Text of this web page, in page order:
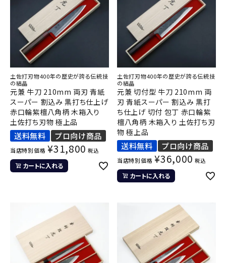
土佐打刃物400年の歴史が誇る伝統技
の結晶
元兼 牛刀 210mm 両刃 青紙
スーパー 割込み 黒打ち仕上げ
赤口輪紫檀八角柄 木箱入り
土佐打ち刃物 極上品
送料無料 プロ向け商品
当店特別価格 ¥31,800 税込
カートに入れる
土佐打刃物400年の歴史が誇る伝統技
の結晶
元兼 切付型 牛刀 210mm 両
刃 青紙スーパー 割込み 黒打
ち仕上げ 切付 包丁 赤口輪紫
檀八角柄 木箱入り 土佐打ち刃
物 極上品
送料無料 プロ向け商品
当店特別価格 ¥36,000 税込
カートに入れる